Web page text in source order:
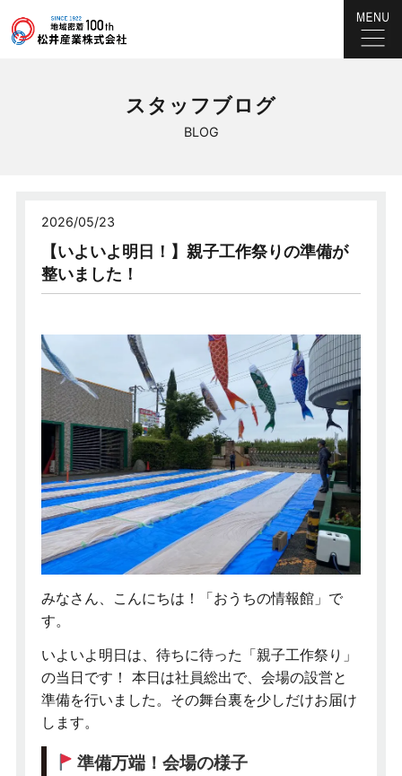
BLOG
スタッフブログ
2026/05/23
【いよいよ明日！】親子工作祭りの準備が
整いました！
みなさん、こんにちは！「おうちの情報館」で
す。
いよいよ明日は、待ちに待った「親子工作祭り」
の当日です！ 本日は社員総出で、会場の設営と
準備を行いました。その舞台裏を少しだけお届け
します。
準備万端！会場の様子